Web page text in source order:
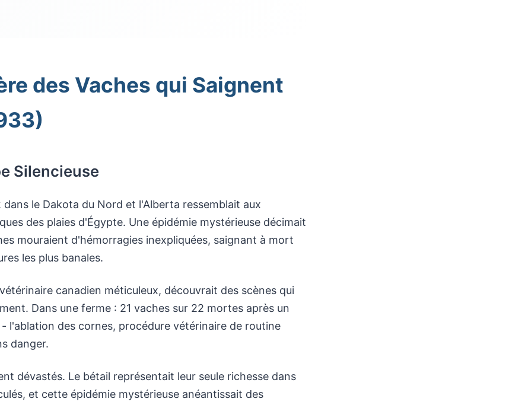
des Vaches qui Saignent
Silencieuse
dans le Dakota du Nord et l'Alberta ressemblait aux
des plaies d'Égypte. Une épidémie mystérieuse décimait
mouraient d'hémorragies inexpliquées, saignant à mort
les plus banales.
canadien méticuleux, découvrait des scènes qui
Dans une ferme : 21 vaches sur 22 mortes après un
- l'ablation des cornes, procédure vétérinaire de routine
danger.
dévastés. Le bétail représentait leur seule richesse dans
et cette épidémie mystérieuse anéantissait des